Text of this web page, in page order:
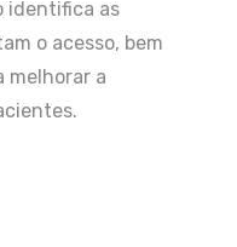
identifica as
o acesso, bem
melhorar a